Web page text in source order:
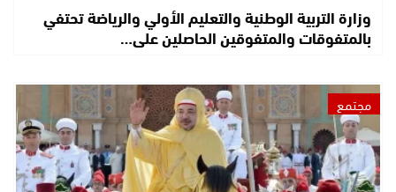
وزارة التربية الوطنية والتعليم الأولي والرياضة تحتفي
بالمتفوقات والمتفوقين الحاصلين على…
مجتمع